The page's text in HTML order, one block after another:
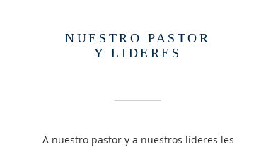
NUESTRO PASTOR
Y LIDERES
A nuestro pastor y a nuestros líderes les